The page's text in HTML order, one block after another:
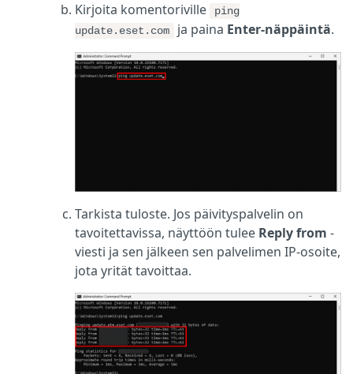
Kirjoita komentoriville
ping
update.eset.com
ja paina Enter-näppäintä.
Tarkista tuloste. Jos päivityspalvelin on
tavoitettavissa, näyttöön tulee Reply from -
viesti ja sen jälkeen sen palvelimen IP-osoite,
jota yrität tavoittaa.